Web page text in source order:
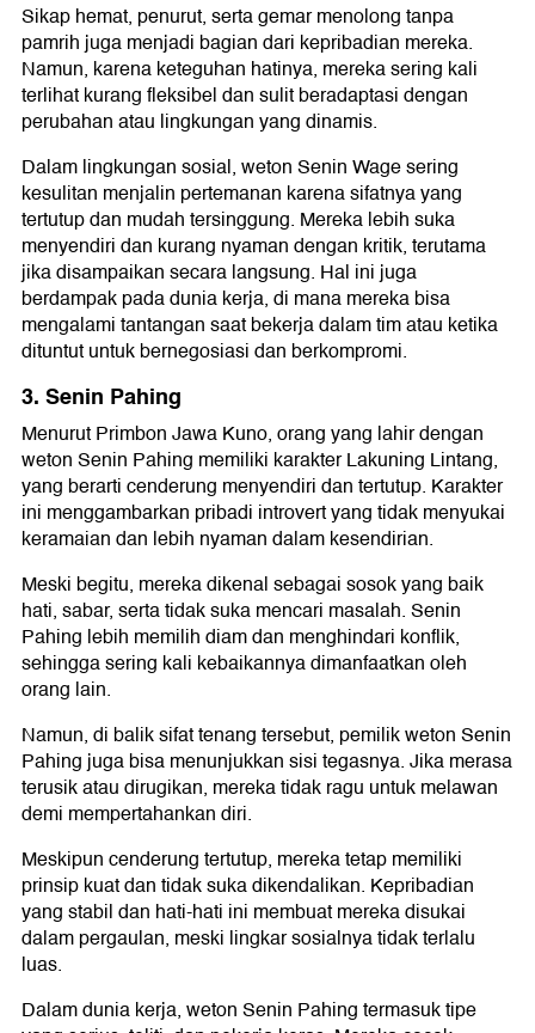
Sikap hemat, penurut, serta gemar menolong tanpa
pamrih juga menjadi bagian dari kepribadian mereka.
Namun, karena keteguhan hatinya, mereka sering kali
terlihat kurang fleksibel dan sulit beradaptasi dengan
perubahan atau lingkungan yang dinamis.
Dalam lingkungan sosial, weton Senin Wage sering
kesulitan menjalin pertemanan karena sifatnya yang
tertutup dan mudah tersinggung. Mereka lebih suka
menyendiri dan kurang nyaman dengan kritik, terutama
jika disampaikan secara langsung. Hal ini juga
berdampak pada dunia kerja, di mana mereka bisa
mengalami tantangan saat bekerja dalam tim atau ketika
dituntut untuk bernegosiasi dan berkompromi.
3. Senin Pahing
Menurut Primbon Jawa Kuno, orang yang lahir dengan
weton Senin Pahing memiliki karakter Lakuning Lintang,
yang berarti cenderung menyendiri dan tertutup. Karakter
ini menggambarkan pribadi introvert yang tidak menyukai
keramaian dan lebih nyaman dalam kesendirian.
Meski begitu, mereka dikenal sebagai sosok yang baik
hati, sabar, serta tidak suka mencari masalah. Senin
Pahing lebih memilih diam dan menghindari konflik,
sehingga sering kali kebaikannya dimanfaatkan oleh
orang lain.
Namun, di balik sifat tenang tersebut, pemilik weton Senin
Pahing juga bisa menunjukkan sisi tegasnya. Jika merasa
terusik atau dirugikan, mereka tidak ragu untuk melawan
demi mempertahankan diri.
Meskipun cenderung tertutup, mereka tetap memiliki
prinsip kuat dan tidak suka dikendalikan. Kepribadian
yang stabil dan hati-hati ini membuat mereka disukai
dalam pergaulan, meski lingkar sosialnya tidak terlalu
luas.
Dalam dunia kerja, weton Senin Pahing termasuk tipe